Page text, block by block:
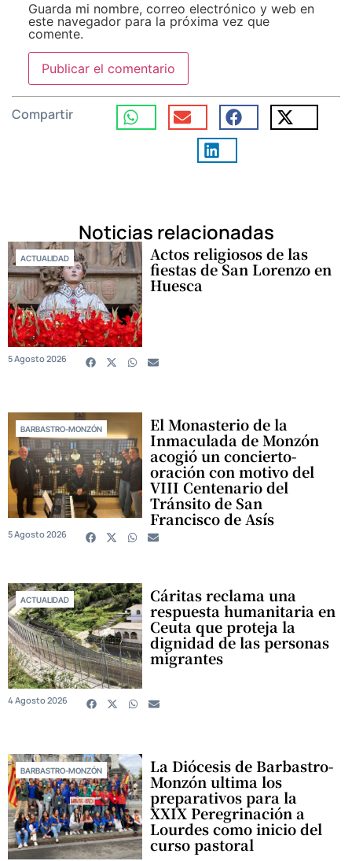
Guarda mi nombre, correo electrónico y web en
este navegador para la próxima vez que
comente.
Compartir
Noticias relacionadas
ACTUALIDAD Actos religiosos de las
fiestas de San Lorenzo en
Huesca
5 Agosto 2026
BARBASTRO-MONZÓN El Monasterio de la
Inmaculada de Monzón
acogió un concierto-
oración con motivo del
VIII Centenario del
Tránsito de San
Francisco de Asís
5 Agosto 2026
ACTUALIDAD Cáritas reclama una
respuesta humanitaria en
Ceuta que proteja la
dignidad de las personas
migrantes
4 Agosto 2026
BARBASTRO-MONZÓN La Diócesis de Barbastro-
Monzón ultima los
preparativos para la
XXIX Peregrinación a
Lourdes como inicio del
curso pastoral